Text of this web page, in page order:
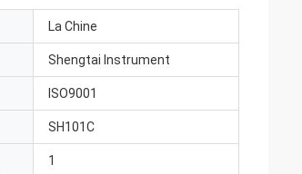
La Chine
Shengtai Instrument
ISO9001
SH101C
1